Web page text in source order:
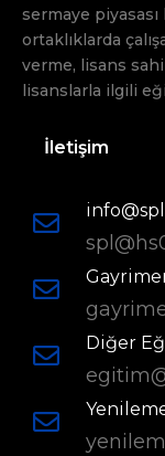
sermaye piyasası
ortaklıklarda
verme, lisans
lisanslarla ilgili
İletişim
Diğer